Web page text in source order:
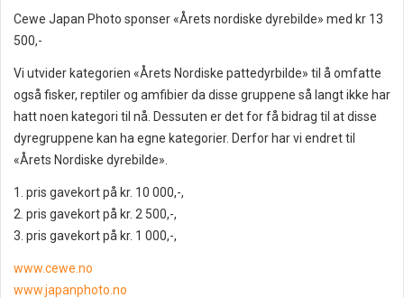
Cewe Japan Photo sponser «Årets nordiske dyrebilde» med kr 13
500,-
Vi utvider kategorien «Årets Nordiske pattedyrbilde» til å omfatte
også fisker, reptiler og amfibier da disse gruppene så langt ikke har
hatt noen kategori til nå. Dessuten er det for få bidrag til at disse
dyregruppene kan ha egne kategorier. Derfor har vi endret til
«Årets Nordiske dyrebilde».
1. pris gavekort på kr. 10 000,-,
2. pris gavekort på kr. 2 500,-,
3. pris gavekort på kr. 1 000,-,
www.cewe.no
www.japanphoto.no